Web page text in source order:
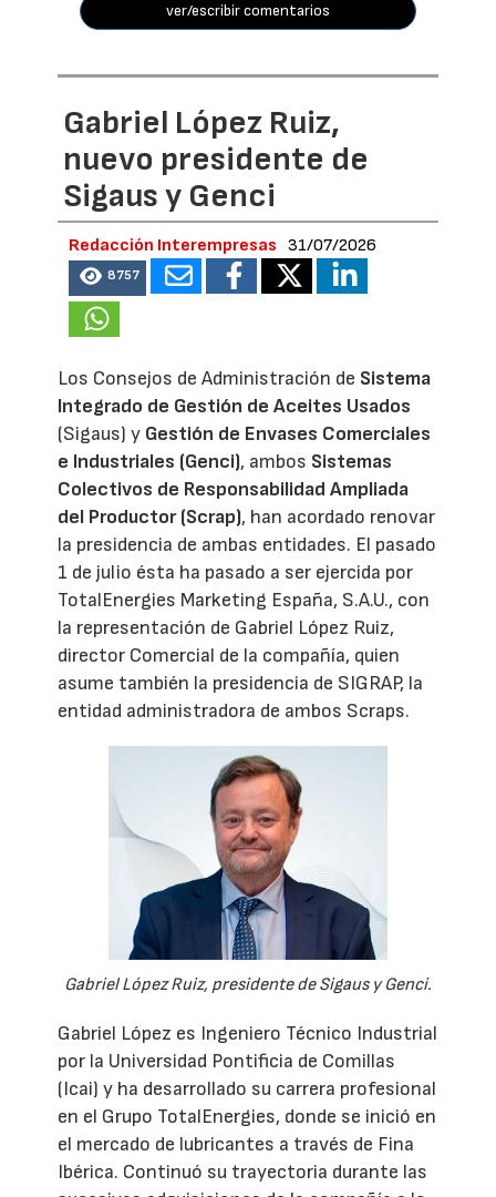
ver/escribir comentarios
Gabriel López Ruiz,
nuevo presidente de
Sigaus y Genci
Redacción Interempresas 31/07/2026
8757
Los Consejos de Administración de Sistema
Integrado de Gestión de Aceites Usados
(Sigaus) y Gestión de Envases Comerciales
e Industriales (Genci), ambos Sistemas
Colectivos de Responsabilidad Ampliada
del Productor (Scrap), han acordado renovar
la presidencia de ambas entidades. El pasado
1 de julio ésta ha pasado a ser ejercida por
TotalEnergies Marketing España, S.A.U., con
la representación de Gabriel López Ruiz,
director Comercial de la compañía, quien
asume también la presidencia de SIGRAP, la
entidad administradora de ambos Scraps.
Gabriel López Ruiz, presidente de Sigaus y Genci.
Gabriel López es Ingeniero Técnico Industrial
por la Universidad Pontificia de Comillas
(Icai) y ha desarrollado su carrera profesional
en el Grupo TotalEnergies, donde se inició en
el mercado de lubricantes a través de Fina
Ibérica. Continuó su trayectoria durante las